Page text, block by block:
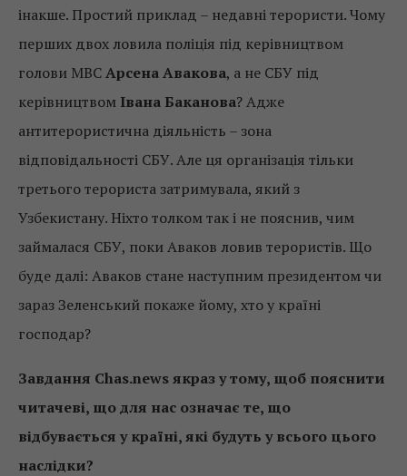
інакше. Простий приклад – недавні терористи. Чому
перших двох ловила поліція під керівництвом
голови МВСАрсена Авакова, а не СБУ під
керівництвом Івана Баканова? Адже
антитерористична діяльність – зона
відповідальності СБУ. Але ця організація тільки
третього терориста затримувала, який з
Узбекистану. Ніхто толком так і не пояснив, чим
займалася СБУ, поки Аваков ловив терористів. Що
буде далі: Аваков стане наступним президентом чи
зараз Зеленський покаже йому, хто у країні
господар?
Завдання Chas.news якраз у тому, щоб пояснити
читачеві, що для нас означає те, що
відбувається у країні, які будуть у всього цього
наслідки?